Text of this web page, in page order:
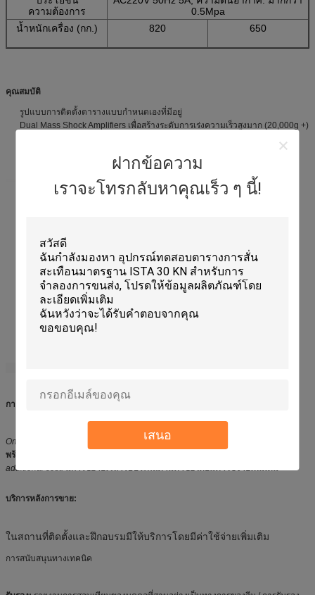
ฝากข้อความ
เราจะโทรกลับหาคุณเร็ว ๆ นี้!
เสนอ
ความต้องการ
0.5Mpa
น้ำหนักเครื่อง (กก.)
820 650
คุณสมบัติ
รูปแบบการติดตั้งตารางแบบกำหนดเองที่มีอยู่
Dual Mass Shock Amplifiers เพื่อสร้างระดับการเร่งความเร็วสูงมาก (20,000g +)
ทดสอบการได้มาซึ่งข้อมูลของพันธมิตรและเครื่องมือสำหรับการรวบรวมและ
การรับประกัน:
One year limited warranty with lifetime support;
พร้อมการสนับสนุนตลอดชีวิต
additional cost.
บริการหลังการขาย:
ในสถานที่ติดตั้งและฝึกอบรมมีให้บริการโดยมีค่าใช้จ่ายเพิ่มเติม
การสนับสนุนทางเทคนิค